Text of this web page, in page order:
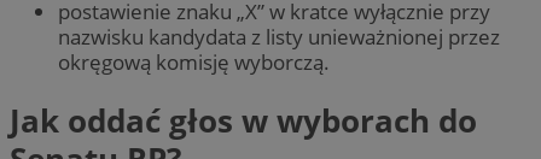
postawienie znaku „X” w kratce wyłącznie przy
nazwisku kandydata z listy unieważnionej przez
okręgową komisję wyborczą.
Jak oddać głos w wyborach do